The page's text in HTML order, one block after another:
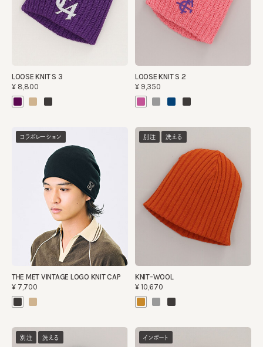
LOOSE KNIT S 3
¥8,800
LOOSE KNIT S 2
¥9,350
コラボレーション
THE MET VINTAGE LOGO KNIT CAP
¥7,700
別注 洗える
KNIT-WOOL
¥10,670
別注 洗える インポート